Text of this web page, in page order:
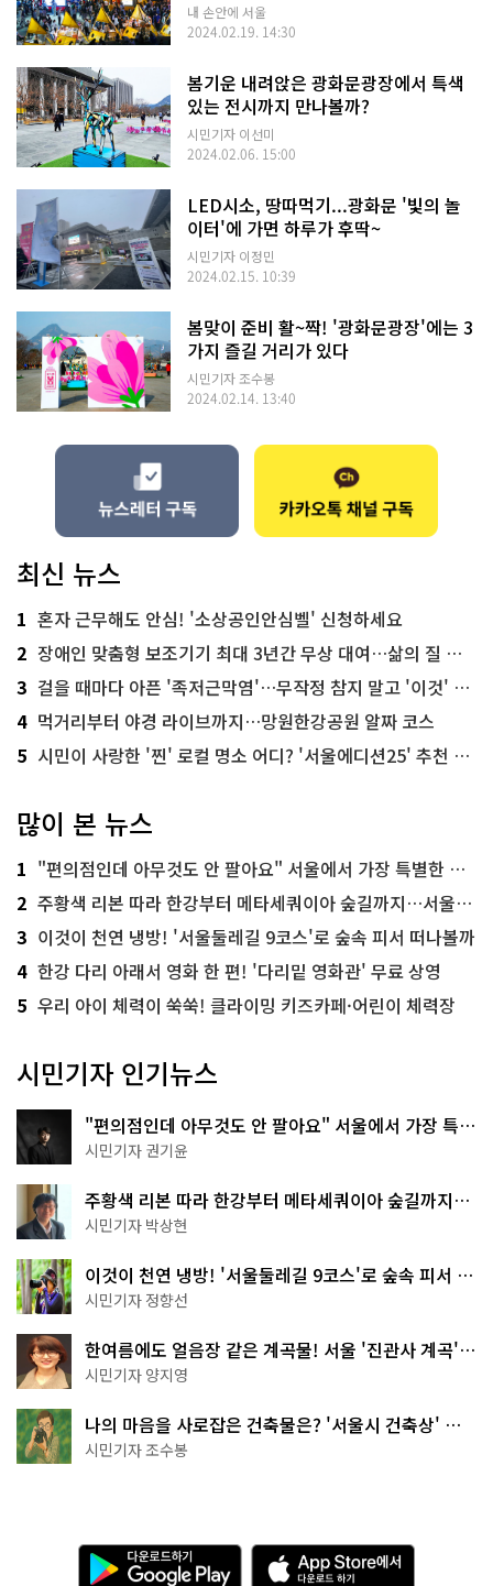
내 손안에 서울
2024.02.19. 14:30
봄기운 내려앉은 광화문광장에서 특색
있는 전시까지 만나볼까?
시민기자 이선미
2024.02.06. 15:00
LED시소, 땅따먹기...광화문 '빛의 놀
이터'에 가면 하루가 후딱~
시민기자 이정민
2024.02.15. 10:39
봄맞이 준비 활~짝! '광화문광장'에는 3
가지 즐길 거리가 있다
시민기자 조수봉
2024.02.14. 13:40
최신 뉴스
1 혼자 근무해도 안심! '소상공인안심벨' 신청하세요
2 장애인 맞춤형 보조기기 최대 3년간 무상 대여…삶의 질 높인다
3 걸을 때마다 아픈 '족저근막염'…무작정 참지 말고 '이것' 해보세요!
4 먹거리부터 야경 라이브까지…망원한강공원 알짜 코스
5 시민이 사랑한 '찐' 로컬 명소 어디? '서울에디션25' 추천 코스
많이 본 뉴스
1 "편의점인데 아무것도 안 팔아요" 서울에서 가장 특별한 편의점의 정체
2 주황색 리본 따라 한강부터 메타세쿼이아 숲길까지…서울둘레길 15코스
3 이것이 천연 냉방! '서울둘레길 9코스'로 숲속 피서 떠나볼까
4 한강 다리 아래서 영화 한 편! '다리밑 영화관' 무료 상영
5 우리 아이 체력이 쑥쑥! 클라이밍 키즈카페·어린이 체력장
시민기자 인기뉴스
"편의점인데 아무것도 안 팔아요" 서울에서 가장 특별
한 편의점의 정체
시민기자 권기윤
주황색 리본 따라 한강부터 메타세쿼이아 숲길까지…
서울둘레길 15코스
시민기자 박상현
이것이 천연 냉방! '서울둘레길 9코스'로 숲속 피서 떠
나볼까
시민기자 정향선
한여름에도 얼음장 같은 계곡물! 서울 '진관사 계곡'이
천국이네~
시민기자 양지영
나의 마음을 사로잡은 건축물은? '서울시 건축상' 수
상작 공개!
시민기자 조수봉
다
운
A
p